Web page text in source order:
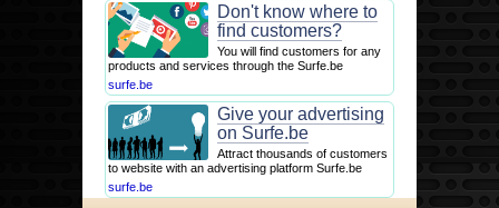
Don't know where to
find customers?
You will find customers for any
products and services through the Surfe.be
surfe.be
Give your advertising
on Surfe.be
Attract thousands of customers
to website with an advertising platform Surfe.be
surfe.be